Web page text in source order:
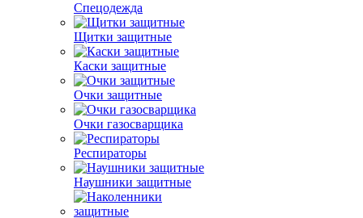
Спецодежда
Щитки защитные
Каски защитные
Очки защитные
Очки газосварщика
Респираторы
Наушники защитные